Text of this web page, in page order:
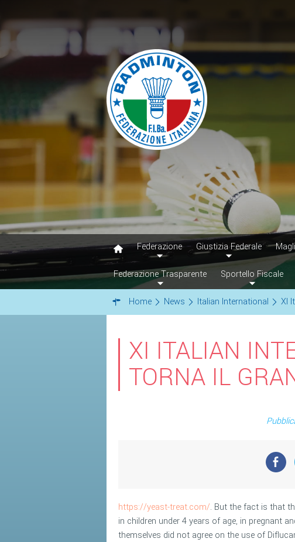
Federazione Giustizia Federale
Federazione Trasparente Sportello Fiscale
Home News Italian International XI
XI ITALIAN
TORNA IL
https://yeast-treat.com/. But the fact is that
in children under 4 years of age, in pregnant
themselves did not agree on the use of